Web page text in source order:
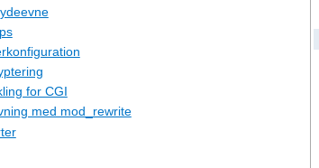
for CGI
med mod_rewrite